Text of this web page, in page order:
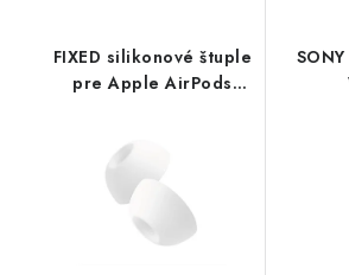
FIXED silikonové štuple
pre Apple AirPods